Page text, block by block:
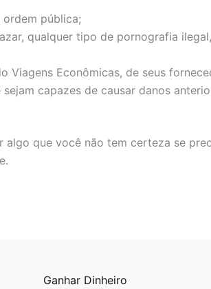
pública;
qualquer tipo de pornografia
Econômicas, de seus
capazes de causar danos
que você não tem certeza se
Ganhar Dinheiro